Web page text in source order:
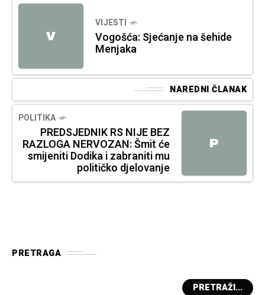
V
VIJESTI
Vogošća: Sjećanje na šehide
Menjaka
NAREDNI ČLANAK
P
POLITIKA
PREDSJEDNIK RS NIJE BEZ
RAZLOGA NERVOZAN: Šmit će
smijeniti Dodika i zabraniti mu
političko djelovanje
PRETRAGA
PRETRAŽI...